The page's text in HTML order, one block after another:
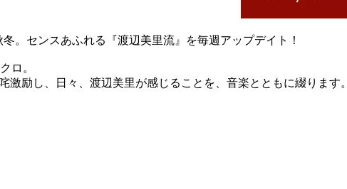
。センスあふれる『渡辺美里流』を毎週アップデイト！
ロ。
励し、日々、渡辺美里が感じることを、音楽とともに綴ります。